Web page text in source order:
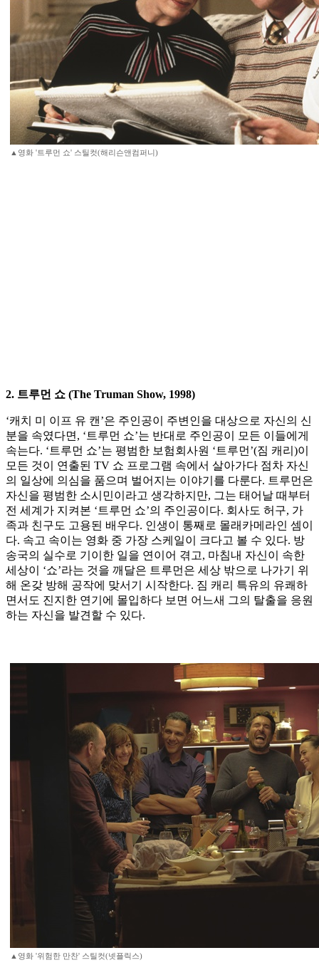
▲영화 '트루먼 쇼' 스틸컷(해리슨앤컴퍼니)
2. 트루먼 쇼 (The Truman Show, 1998)
‘캐치 미 이프 유 캔’은 주인공이 주변인을 대상으로 자신의 신
분을 속였다면, ‘트루먼 쇼’는 반대로 주인공이 모든 이들에게
속는다. ‘트루먼 쇼’는 평범한 보험회사원 ‘트루먼’(짐 캐리)이
모든 것이 연출된 TV 쇼 프로그램 속에서 살아가다 점차 자신
의 일상에 의심을 품으며 벌어지는 이야기를 다룬다. 트루먼은
자신을 평범한 소시민이라고 생각하지만, 그는 태어날 때부터
전 세계가 지켜본 ‘트루먼 쇼’의 주인공이다. 회사도 허구, 가
족과 친구도 고용된 배우다. 인생이 통째로 몰래카메라인 셈이
다. 속고 속이는 영화 중 가장 스케일이 크다고 볼 수 있다. 방
송국의 실수로 기이한 일을 연이어 겪고, 마침내 자신이 속한
세상이 ‘쇼’라는 것을 깨달은 트루먼은 세상 밖으로 나가기 위
해 온갖 방해 공작에 맞서기 시작한다. 짐 캐리 특유의 유쾌하
면서도 진지한 연기에 몰입하다 보면 어느새 그의 탈출을 응원
하는 자신을 발견할 수 있다.
▲영화 '위험한 만찬' 스틸컷(넷플릭스)